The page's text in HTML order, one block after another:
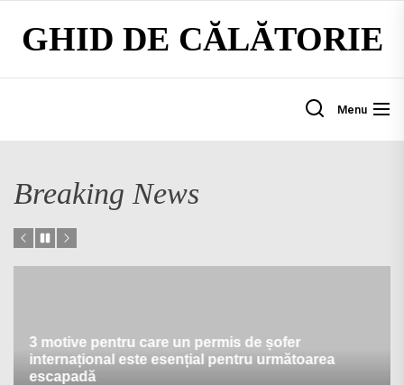
content
GHID DE CĂLĂTORIE
Menu
Breaking News
3 motive pentru care un permis de șofer
internațional este esențial pentru următoarea
escapadă